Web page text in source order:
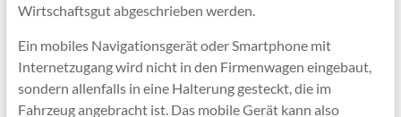
Wirtschaftsgut abgeschrieben werden.
Ein mobiles Navigationsgerät oder Smartphone mit
Internetzugang wird nicht in den Firmenwagen eingebaut,
sondern allenfalls in eine Halterung gesteckt, die im
Fahrzeug angebracht ist. Das mobile Gerät kann also